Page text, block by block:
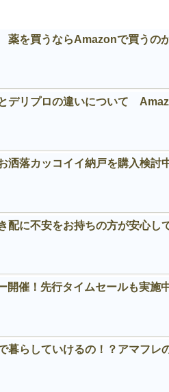
を買うならAmazonで買うの
デリプロの違いについて
カッコイイ納戸を購入検討
配に不安をお持ちの方が安心し
開催！先行タイムセールも実施
暮らしていけるの！？アマフレ